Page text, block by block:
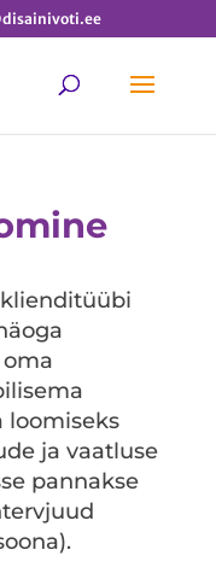
loomiseks
ja vaatluse
pannakse